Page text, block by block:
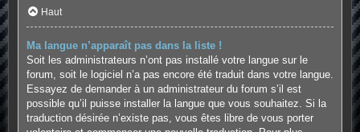
Haut
Ma langue n’apparaît pas dans la liste !
Soit les administrateurs n’ont pas installé votre langue sur le
forum, soit le logiciel n’a pas encore été traduit dans votre langue.
Essayez de demander à un administrateur du forum s’il est
possible qu’il puisse installer la langue que vous souhaitez. Si la
traduction désirée n’existe pas, vous êtes libre de vous porter